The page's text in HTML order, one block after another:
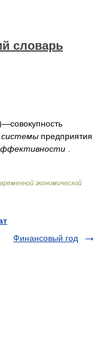
словарь
системы предприятия
экономической
Финансовый год